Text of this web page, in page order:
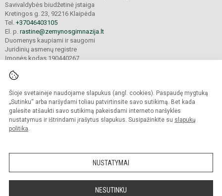
Šioje svetainėje naudojame slapukus (angl. cookies). Paspaudę mygtuką
„Sutinku“ arba naršydami toliau patvirtinsite savo sutikimą. Bet kada
galėsite atšaukti savo sutikimą pakeisdami interneto naršyklės
nustatymus ir ištrindami įrašytus slapukus. Susipažinkite su slapukų
politika.
NUSTATYMAI
NESUTINKU
Savivaldybės biudžetinė įstaiga
Kretingos g. 23, 92216 Klaipėda
Tel. +37046403105
El. p. rastine@zemynosgimnazija.lt
Duomenys kaupiami ir saugomi
Juridinių asmenų registre
Įmonės kodas 190440267
© 2022. Klaipėdos universiteto „Žemynos“ gimnazija. Visos teisės saugomos.
Kopijuoti turinį be raštiško gimnazijos sutikimo griežtai draudžiama.
Prieinamumo paraiška Slapukų valdymas
Sumanus būdas atnaujinti